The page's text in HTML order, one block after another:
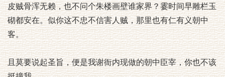
皮贼骨浑无赖，也不问个朱楼画壁谁家界？霎时间早雕栏玉
砌都安在。似你这不忠不信害人贼，那里也有仁有义朝中
客。
且莫要说起圣旨，便是我谢衙内现做的朝中臣宰，你也不该